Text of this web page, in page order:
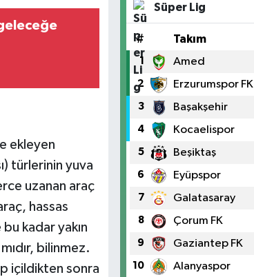
ekleyen
türlerinin yuva
uzanan araç
hassas
kadar yakın
bilinmez.
içildikten sonra
Süper Lig
# Takım
1 Amed
2 Erzurumspor FK
3 Başakşehir
4 Kocaelispor
5 Beşiktaş
6 Eyüpspor
7 Galatasaray
8 Çorum FK
9 Gaziantep FK
10 Alanyaspor